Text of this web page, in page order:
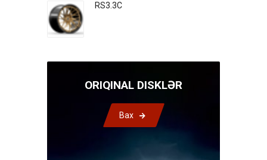
RS3.3C
ORIQINAL DISKLƏR
Bax